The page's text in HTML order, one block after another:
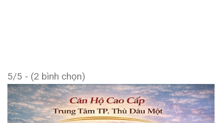
5/5 - (2 bình chọn)